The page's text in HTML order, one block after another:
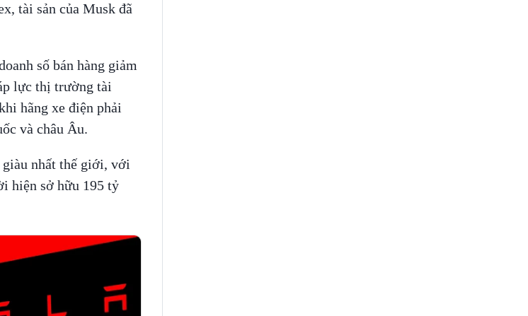
tài sản của Musk đã
số bán hàng giảm
lực thị trường tài
hãng xe điện phải
và châu Âu.
nhất thế giới, với
hiện sở hữu 195 tỷ